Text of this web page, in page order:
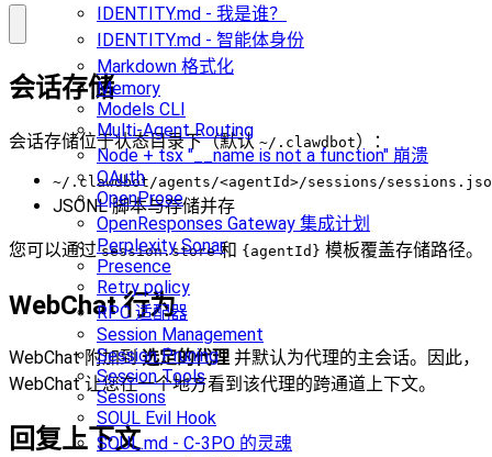
IDENTITY.md - 我是谁？
IDENTITY.md - 智能体身份
Markdown 格式化
Memory
Models CLI
Multi-Agent Routing
Node + tsx "__name is not a function" 崩溃
OAuth
OpenProse
OpenResponses Gateway 集成计划
Perplexity Sonar
Presence
Retry policy
RPC 适配器
Session Management
Session Pruning
Session Tools
Sessions
SOUL Evil Hook
SOUL.md - C-3PO 的灵魂
会话存储
会话存储位于状态目录下（默认 ~/.clawdbot）：
~/.clawdbot/agents/<agentId>/sessions/
JSONL 脚本与存储并存
您可以通过session.store和 {agentId} 模板覆盖存储路径。
WebChat 行为
WebChat 附加到选定的代理 并默认为代理的主会话。因此，
WebChat 让您在一个地方看到该代理的跨通道上下文。
回复上下文